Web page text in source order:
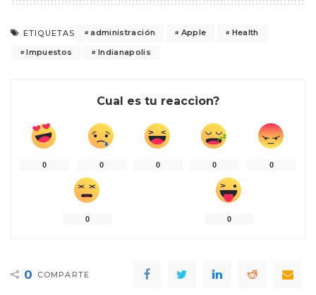
ETIQUETAS administración Apple
Health
Impuestos
Indianapolis
Cual es tu reaccion?
0 0 0 0 0
0 0
0 COMPARTE